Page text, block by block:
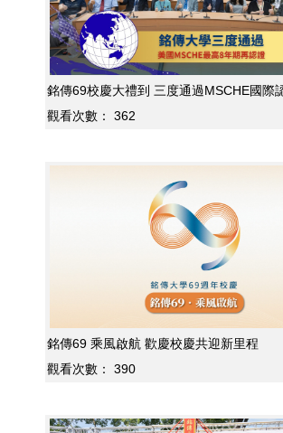
銘傳69校慶大禮到 三度通過MSCHE國際
觀看次數：
362
銘傳69 乘風啟航 歡慶校慶共迎新里程
觀看次數：
390